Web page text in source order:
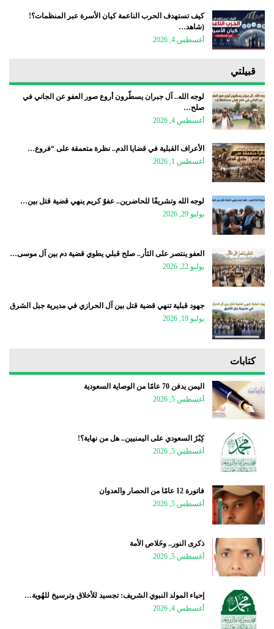
كيف تستهدف الحرب الناعمة كيان الأسرة عبر المنظمات؟!
(شاهد…
أغسطس 4, 2026
قبيلتي
لوجه الله.. آل جبران يسطّرون أروع صور العفو عن الجاني في
صلح…
أغسطس 4, 2026
الأعراف القبلية في قضايا الدم.. نظرة متعمقة على “فروع…
أغسطس 1, 2026
لوجه الله وتشريفًا للحاضرين.. عفوٌ كريم ينهي قضية قتل بين…
يوليو 29, 2026
العفو ينتصر على الثأر.. صلح قبلي يطوي قضية دم بين آل موسى…
يوليو 22, 2026
جهود قبلية تنهي قضية قتل بين آل الحرازي في مديرية جبل الشرق
يوليو 19, 2026
كتابات
اليمن يدفن 70 عامًا من الوصاية السعودية
أغسطس 5, 2026
كِبْرُ السعودي على اليمنيين.. هل من نهاية؟!
أغسطس 5, 2026
فاتورة 12 عامًا من الحصار والعدوان
أغسطس 5, 2026
ذكرى النور.. وخَلاص الأمة
أغسطس 5, 2026
إحياء المولد النبوي الشريف: تجسيد للأخلاق وترسيخ للهُوية…
أغسطس 4, 2026